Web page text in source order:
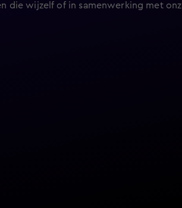
die wijzelf of in samenwerking met